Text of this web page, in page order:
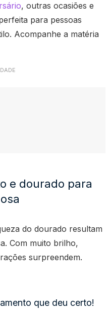
, outras ocasiões e
para pessoas
Acompanhe a matéria
e dourado para
do dourado resultam
Com muito brilho,
surpreendem.
que deu certo!